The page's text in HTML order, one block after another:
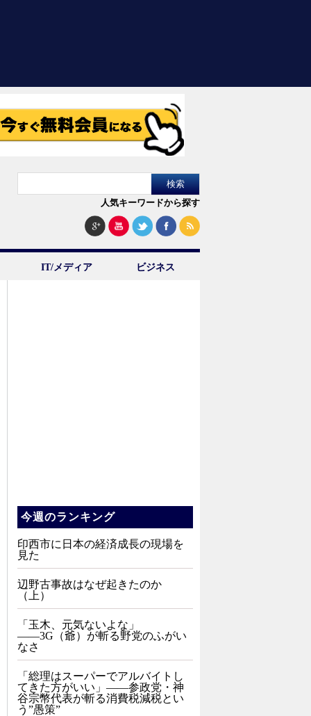
人気キーワードから探す
IT/メディア ビジネス
今週のランキング
印西市に日本の経済成長の現場を
見た
辺野古事故はなぜ起きたのか
（上）
「玉木、元気ないよな」
――3G（爺）が斬る野党のふがい
なさ
「総理はスーパーでアルバイトし
てきた方がいい」――参政党・神
谷宗幣代表が斬る消費税減税とい
う”愚策”